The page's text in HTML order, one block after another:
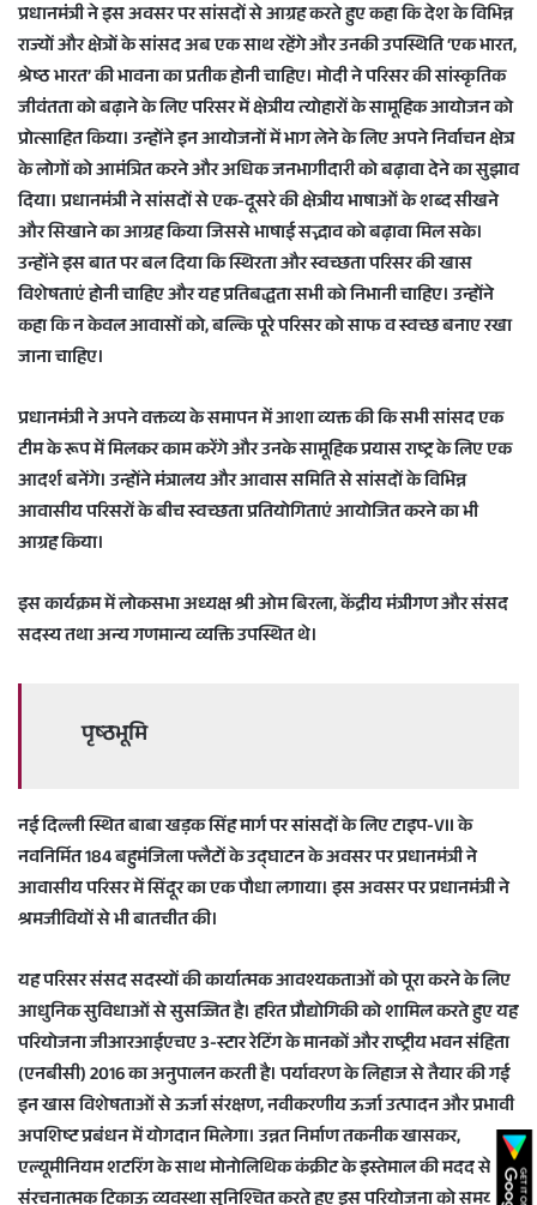
प्रधानमंत्री ने इस अवसर पर सांसदों से आग्रह करते हुए कहा कि देश के विभिन्न
राज्यों और क्षेत्रों के सांसद अब एक साथ रहेंगे और उनकी उपस्थिति ‘एक भारत,
श्रेष्ठ भारत’ की भावना का प्रतीक होनी चाहिए। मोदी ने परिसर की सांस्कृतिक
जीवंतता को बढ़ाने के लिए परिसर में क्षेत्रीय त्योहारों के सामूहिक आयोजन को
प्रोत्साहित किया। उन्होंने इन आयोजनों में भाग लेने के लिए अपने निर्वाचन क्षेत्र
के लोगों को आमंत्रित करने और अधिक जनभागीदारी को बढ़ावा देने का सुझाव
दिया। प्रधानमंत्री ने सांसदों से एक-दूसरे की क्षेत्रीय भाषाओं के शब्द सीखने
और सिखाने का आग्रह किया जिससे भाषाई सद्भाव को बढ़ावा मिल सके।
उन्होंने इस बात पर बल दिया कि स्थिरता और स्वच्छता परिसर की खास
विशेषताएं होनी चाहिए और यह प्रतिबद्धता सभी को निभानी चाहिए। उन्होंने
कहा कि न केवल आवासों को, बल्कि पूरे परिसर को साफ व स्वच्छ बनाए रखा
जाना चाहिए।
प्रधानमंत्री ने अपने वक्तव्य के समापन में आशा व्यक्त की कि सभी सांसद एक
टीम के रूप में मिलकर काम करेंगे और उनके सामूहिक प्रयास राष्ट्र के लिए एक
आदर्श बनेंगे। उन्होंने मंत्रालय और आवास समिति से सांसदों के विभिन्न
आवासीय परिसरों के बीच स्वच्छता प्रतियोगिताएं आयोजित करने का भी
आग्रह किया।
इस कार्यक्रम में लोकसभा अध्यक्ष श्री ओम बिरला, केंद्रीय मंत्रीगण और संसद
सदस्य तथा अन्य गणमान्य व्यक्ति उपस्थित थे।
पृष्ठभूमि
नई दिल्ली स्थित बाबा खड़क सिंह मार्ग पर सांसदों के लिए टाइप-VII के
नवनिर्मित 184 बहुमंजिला फ्लैटों के उद्घाटन के अवसर पर प्रधानमंत्री ने
आवासीय परिसर में सिंदूर का एक पौधा लगाया। इस अवसर पर प्रधानमंत्री ने
श्रमजीवियों से भी बातचीत की।
यह परिसर संसद सदस्यों की कार्यात्मक आवश्यकताओं को पूरा करने के लिए
आधुनिक सुविधाओं से सुसज्जित है। हरित प्रौद्योगिकी को शामिल करते हुए यह
परियोजना जीआरआईएचए 3-स्टार रेटिंग के मानकों और राष्ट्रीय भवन संहिता
(एनबीसी) 2016 का अनुपालन करती है। पर्यावरण के लिहाज से तैयार की गई
इन खास विशेषताओं से ऊर्जा संरक्षण, नवीकरणीय ऊर्जा उत्पादन और प्रभावी
अपशिष्ट प्रबंधन में योगदान मिलेगा। उन्नत निर्माण तकनीक खासकर,
एल्यूमीनियम शटरिंग के साथ मोनोलिथिक कंक्रीट के इस्तेमाल की मदद से,